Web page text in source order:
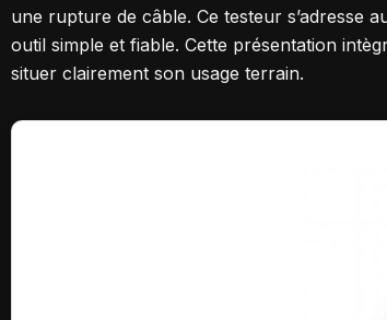
une rupture de câble. Ce testeur s’adresse
outil simple et fiable. Cette présentation
situer clairement son usage terrain.